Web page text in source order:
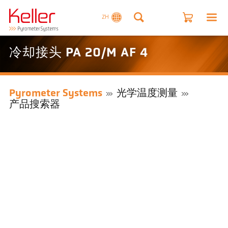
ZH
冷却接头 PA 20/M AF 4
Pyrometer Systems
光学温度测量
产品搜索器